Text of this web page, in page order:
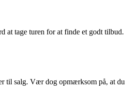
at tage turen for at finde et godt tilbud.
til salg. Vær dog opmærksom på, at du